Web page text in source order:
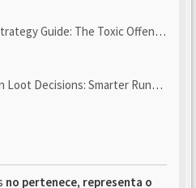
Guide: The Toxic Offensive Scheme Your ...
Decisions: Smarter Runs With U4N
no pertenece, representa o